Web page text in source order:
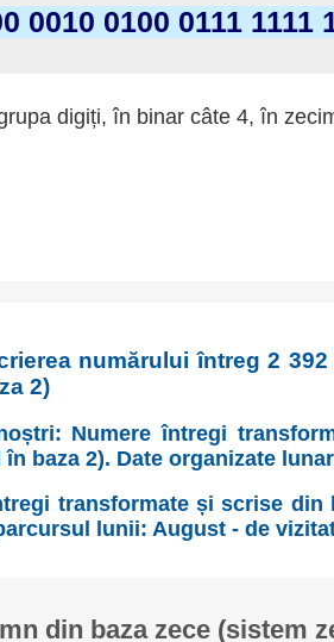
0010 0100 0111 1111
digiți, în binar câte 4, în
numărului întreg 2
2)
Numere întregi
baza 2). Date organizate lunar
transformate și scrise din
lunii: August - de
din baza zece (sistem